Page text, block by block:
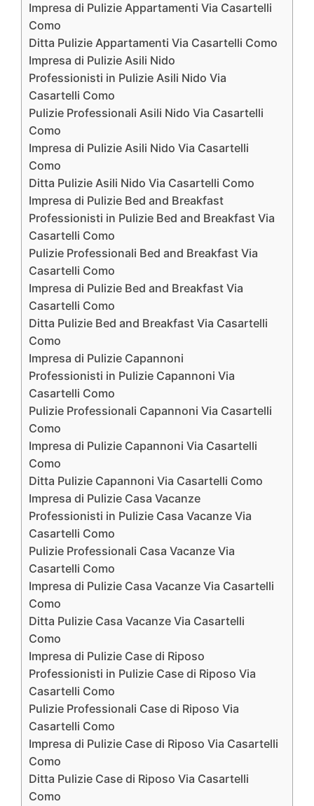
Impresa di Pulizie Appartamenti Via Casartelli
Como
Ditta Pulizie Appartamenti Via Casartelli Como
Impresa di Pulizie Asili Nido
Professionisti in Pulizie Asili Nido Via
Casartelli Como
Pulizie Professionali Asili Nido Via Casartelli
Como
Impresa di Pulizie Asili Nido Via Casartelli
Como
Ditta Pulizie Asili Nido Via Casartelli Como
Impresa di Pulizie Bed and Breakfast
Professionisti in Pulizie Bed and Breakfast Via
Casartelli Como
Pulizie Professionali Bed and Breakfast Via
Casartelli Como
Impresa di Pulizie Bed and Breakfast Via
Casartelli Como
Ditta Pulizie Bed and Breakfast Via Casartelli
Como
Impresa di Pulizie Capannoni
Professionisti in Pulizie Capannoni Via
Casartelli Como
Pulizie Professionali Capannoni Via Casartelli
Como
Impresa di Pulizie Capannoni Via Casartelli
Como
Ditta Pulizie Capannoni Via Casartelli Como
Impresa di Pulizie Casa Vacanze
Professionisti in Pulizie Casa Vacanze Via
Casartelli Como
Pulizie Professionali Casa Vacanze Via
Casartelli Como
Impresa di Pulizie Casa Vacanze Via Casartelli
Como
Ditta Pulizie Casa Vacanze Via Casartelli
Como
Impresa di Pulizie Case di Riposo
Professionisti in Pulizie Case di Riposo Via
Casartelli Como
Pulizie Professionali Case di Riposo Via
Casartelli Como
Impresa di Pulizie Case di Riposo Via Casartelli
Como
Ditta Pulizie Case di Riposo Via Casartelli
Como